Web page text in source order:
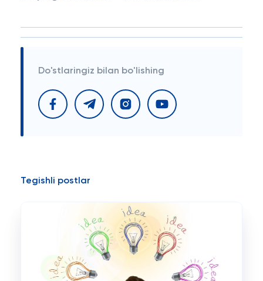
Do'stlaringiz bilan bo'lishing
Tegishli postlar